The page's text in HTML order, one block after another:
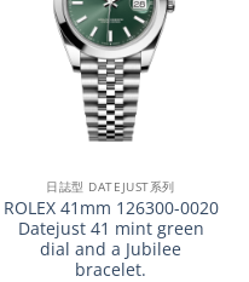
日誌型 DATEJUST系列
ROLEX 41mm 126300-0020
Datejust 41 mint green
dial and a Jubilee
bracelet.